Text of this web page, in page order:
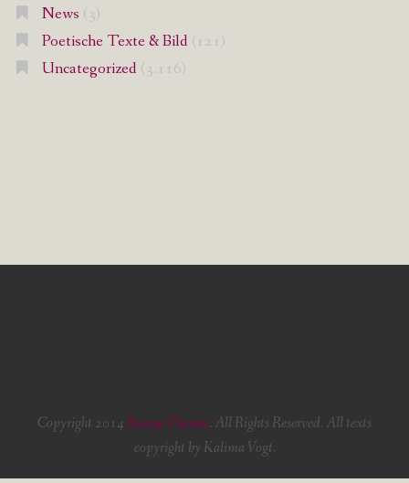
News (3)
Poetische Texte & Bild (121)
Uncategorized (3.116)
Copyright 2014Rescue Themes. All Rights Reserved. All texts
copyright by Kalima Vogt.